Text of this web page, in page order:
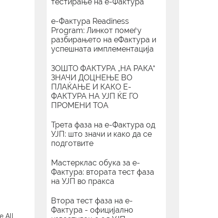
тестирање на е-Фактура
е-Фактура Readiness
Program: Линкот помеѓу
разбирањето на еФактура и
успешната имплементација
ЗОШТО ФАКТУРА „НА РАКА“
ЗНАЧИ ДОЦНЕЊЕ ВО
ПЛАЌАЊЕ И КАКО Е-
ФАКТУРА НА УЈП ЌЕ ГО
ПРОМЕНИ ТОА
Трета фаза на е-Фактура од
УЈП: што значи и како да се
подготвите
Мастерклас обука за е-
Фактура: втората тест фаза
на УЈП во пракса
Втора тест фаза на е-
Фактура - официјално
All